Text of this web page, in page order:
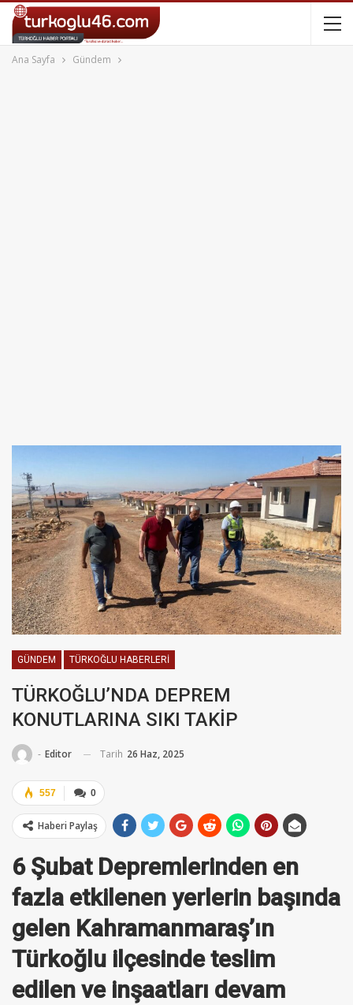
Ana Sayfa Gündem
GÜNDEM TÜRKOĞLU HABERLERI
TÜRKOĞLU’NDA DEPREM
KONUTLARINA SIKI TAKİP
- Editor Tarih 26 Haz, 2025
0
557
Haberi Paylaş
6 Şubat Depremlerinden en
fazla etkilenen yerlerin başında
gelen Kahramanmaraş’ın
Türkoğlu ilçesinde teslim
edilen ve inşaatları devam